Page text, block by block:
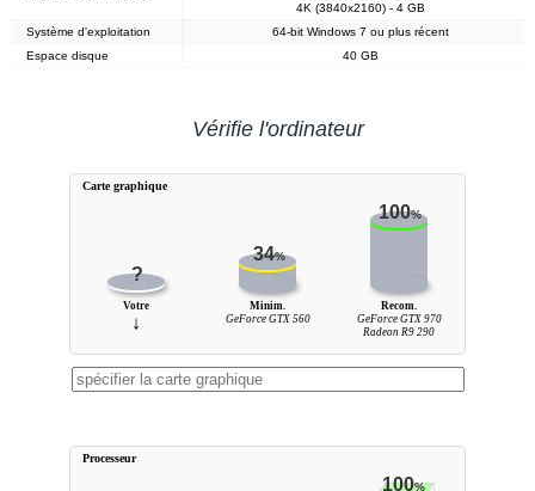
4K (3840x2160) - 4 GB
Système d'exploitation
64-bit Windows 7 ou plus récent
Espace disque
40 GB
Vérifie l'ordinateur
?
34%
100%
Votre
↓
Minim.
GeForce GTX 560
Recom.
GeForce GTX 970
Radeon R9 290
Carte graphique
100%
Processeur